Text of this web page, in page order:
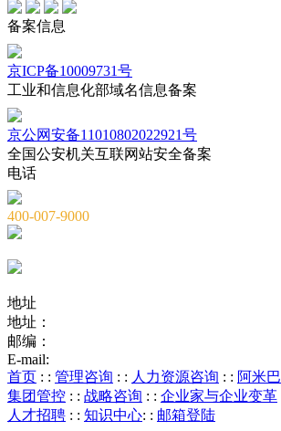
备案信息
京ICP备10009731号
工业和信息化部域名信息备案
京公网安备11010802022921号
全国公安机关互联网站安全备案
电话
400-007-9000
地址
地址：
邮编：
E-mail:
首页 : : 管理咨询 : : 人力资源咨询 : : 阿米巴
集团管控 : : 战略咨询 : : 企业家与企业变革
人才招聘 : : 知识中心: : 邮箱登陆